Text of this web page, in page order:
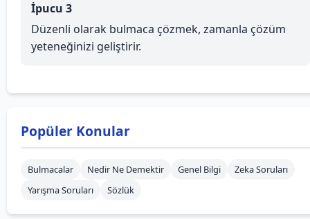
İpucu 3
Düzenli olarak bulmaca çözmek, zamanla çözüm
yeteneğinizi geliştirir.
Popüler Konular
Bulmacalar Nedir Ne Demektir Genel Bilgi
Zeka Soruları
Yarışma Soruları
Sözlük